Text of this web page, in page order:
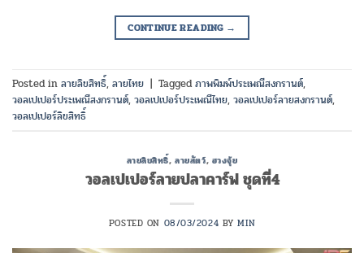
CONTINUE READING →
Posted in ลายลิขสิทธิ์, ลายไทย | Taggedภาพพิมพ์ประเพณีสงกรานต์,
วอลเปเปอร์ประเพณีสงกรานต์, วอลเปเปอร์ประเพณีไทย, วอลเปเปอร์ลายสงกรานต์,
วอลเปเปอร์ลิขสิทธิ์
ลายลิขสิทธิ์,ลายสัตว์, ฮวงจุ้ย
วอลเปเปอร์ลายปลาคาร์ฟ ชุดที่4
POSTED ON 08/03/2024 BYMIN